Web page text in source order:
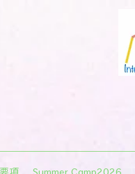
項 Summer Camp2026